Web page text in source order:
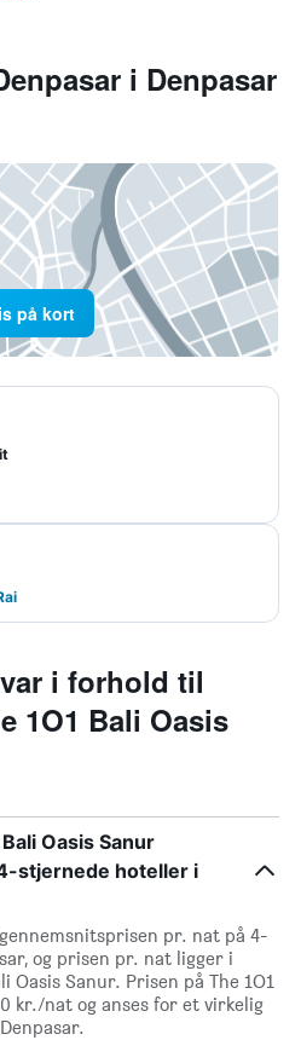
i Denpasar
på kort
i forhold til
1O1 Bali Oasis
Oasis Sanur
stjernede hoteller i
pr. nat på 4-
og prisen pr. nat ligger i
Oasis Sanur. Prisen på The 1O1
kr./nat og anses for et virkelig